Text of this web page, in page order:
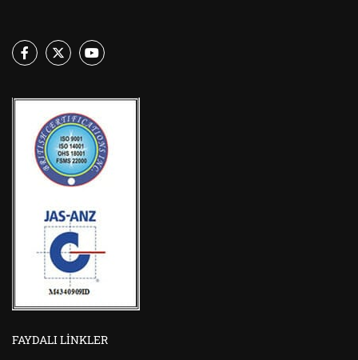
FAYDALI LINKLER